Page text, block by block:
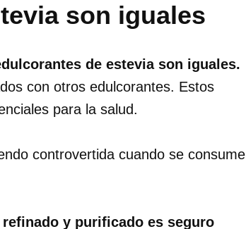
son iguales
de estevia son iguales.
con otros edulcorantes. Estos
para la salud.
controvertida cuando se consume
y purificado es seguro